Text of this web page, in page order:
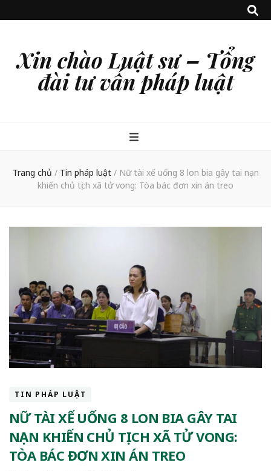
Xin chào Luật sư – Tổng
đài tư vấn pháp luật
Trang chủ / Tin pháp luật / Nữ tài xế uống 8 lon bia gây tai nạn
khiến chủ tịch xã tử vong: Tòa bác đơn xin án treo
TIN PHÁP LUẬT
NỮ TÀI XẾ UỐNG 8 LON BIA GÂY TAI
NẠN KHIẾN CHỦ TỊCH XÃ TỬ VONG:
TÒA BÁC ĐƠN XIN ÁN TREO